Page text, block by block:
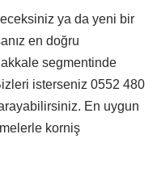
ya da yeni bir
en doğru
segmentinde
isterseniz 0552 480
En uygun
korniş